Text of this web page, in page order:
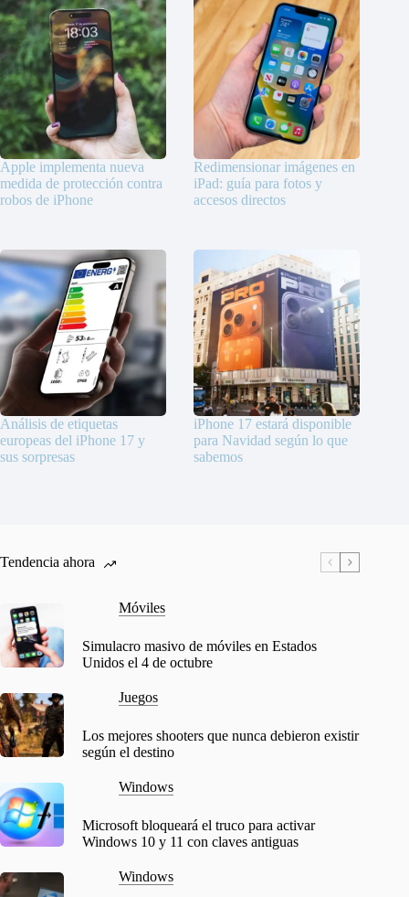
Apple implementa nueva
medida de protección contra
robos de iPhone
Redimensionar imágenes en
iPad: guía para fotos y
accesos directos
Análisis de etiquetas
europeas del iPhone 17 y
sus sorpresas
iPhone 17 estará disponible
para Navidad según lo que
sabemos
Tendencia ahora
Móviles
Simulacro masivo de móviles en Estados
Unidos el 4 de octubre
Juegos
Los mejores shooters que nunca debieron existir
según el destino
Windows
Microsoft bloqueará el truco para activar
Windows 10 y 11 con claves antiguas
Windows